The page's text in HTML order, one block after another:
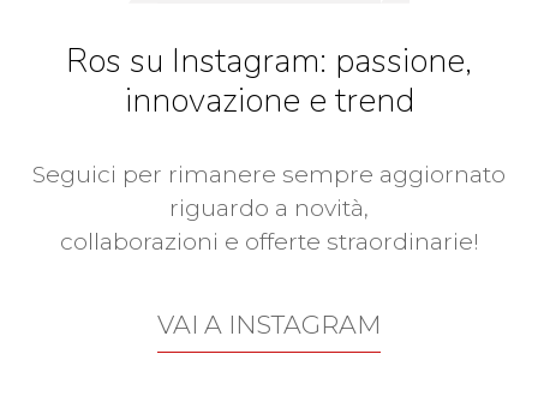
Ros su Instagram: passione,
innovazione e trend
Seguici per rimanere sempre aggiornato
riguardo a novità,
collaborazioni e offerte straordinarie!
VAI A INSTAGRAM